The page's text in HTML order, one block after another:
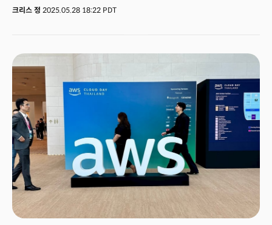
은 96센트로 57% 증가했다고 발표했다. 회사의 매출과 순이익은 모두
이는 전체 매출의 88%에 달하는 압도적인 비중이다. 다만 데이터센터 매출은
시장 예상치였던 392억 달러에 소폭 못 미쳤다. 엔비디아는 AI에 대한 수요가
여전히 강력하다는 주장이다. 젠슨 황, 최고경영자(CEO)는 성명을 통해
"엔비디아의 AI 인프라 수요가 믿을 수 없을 정도로 강력하다."며 "AI 추론
토큰 생성이 단 1년 만에 10배 급증했고 AI 에이전트가 주류가 되면서 AI
컴퓨팅 수요가 더 가속화될 것"이라고 밝혔다. 실제 새로운 제품인 블랙웰에
대한 수요는 엄청나다. 콜레트 크레스 최고재무책임자(CFO)는 "대형
하이퍼스케일러들이 각각 주당 약 7만 2000개의 블랙웰 GPU를 배치하고
있으며 이번 분기 내 출하량 목표를 달성할 예정."이라고 설명했다. 현재 대형
클라우드 서비스 업체들이 엔비디아의 데이터센터 매출에서 차지하는 비중은
50% 미만으로 이는 빅테크 기업들이 지속적으로 AI 인프라 투자를 이어가고
있는 것으로 관측된다. 한때 엔비디아의 주력 사업이었던 게이밍 부문의 매출
역시 38억 달러로 전년 동기 대비 42%가 증가했다. 엔비디아는 새로운
닌텐도 스위치 2 콘솔의 핵심 프로세서를 제조하고 있고 게이밍 칩들이 AI
크리스 정 2025.05.28 18:22 PDT